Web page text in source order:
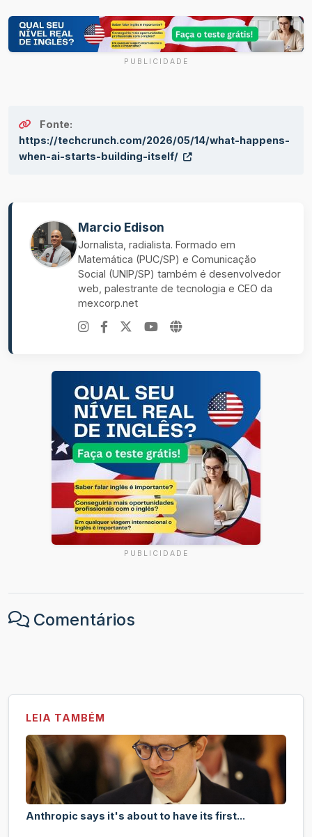
PUBLICIDADE
Fonte:
https://techcrunch.com/2026/05/14/what-happens-
when-ai-starts-building-itself/
Marcio Edison
Jornalista, radialista. Formado em
Matemática (PUC/SP) e Comunicação
Social (UNIP/SP) também é desenvolvedor
web, palestrante de tecnologia e CEO da
mexcorp.net
PUBLICIDADE
Comentários
LEIA TAMBÉM
Anthropic says it's about to have its first...